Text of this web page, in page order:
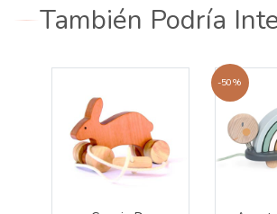
También Podría
-50%